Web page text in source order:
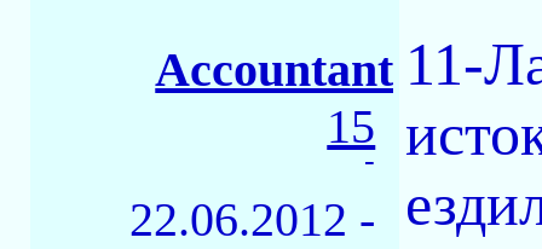
Accountant
15
-
22.06.2012 -
11-